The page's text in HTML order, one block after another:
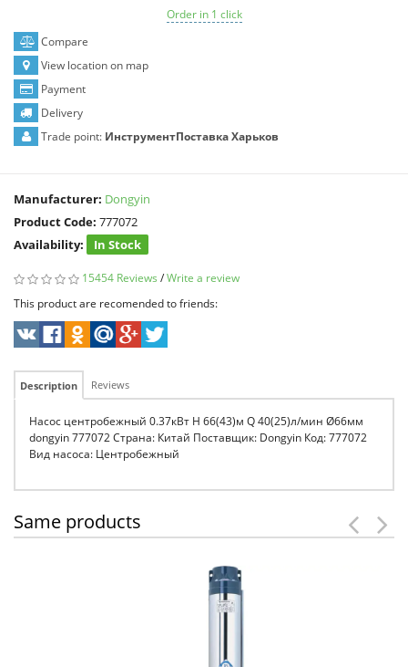
Order in 1 click
Compare
View location on map
Payment
Delivery
Trade point: ИнструментПоставка Харьков
Manufacturer: Dongyin
Product Code: 777072
Availability:
In Stock
15454 Reviews /Write a review
This product are recomended to friends:
Description Reviews
Насос центробежный 0.37кВт H 66(43)м Q 40(25)л/мин Ø66мм
dongyin 777072 Страна: Китай Поставщик: Dongyin Код: 777072
Вид насоса: Центробежный
Same products